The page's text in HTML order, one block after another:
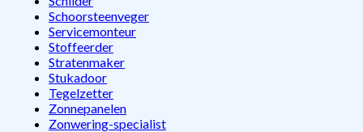
Schoorsteenveger
Servicemonteur
Stoffeerder
Stratenmaker
Stukadoor
Tegelzetter
Zonnepanelen
Zonwering-specialist